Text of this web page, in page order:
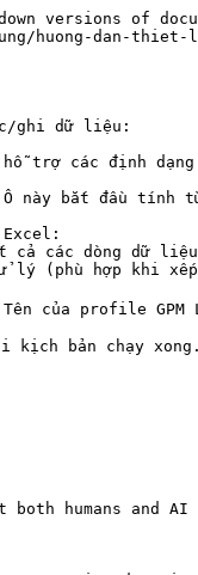
versions of
huong-dan-
ghi dữ liệu:
trợ các định
này bắt đầu tính
của profile GPM
bản chạy xong.
humans and